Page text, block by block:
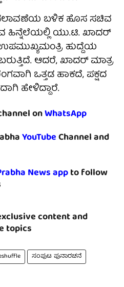
ಬಳಿಕ ಹೊಸ ಸಚಿವ
ಹಿನ್ನೆಲೆಯಲ್ಲಿ ಯು.ಟಿ. ಖಾದರ್
ಹುದ್ದೆಯ
ಆದರೆ, ಖಾದರ್ ಮಾತ್ರ
ಒತ್ತಡ ಹಾಕದೆ, ಪಕ್ಷದ
ಹೇಳಿದ್ದಾರೆ.
onWhatsApp
YouTubeChannel and
News appto follow
content and
topics
ಸಂಪುಟ ಪುನಾರಚನೆ